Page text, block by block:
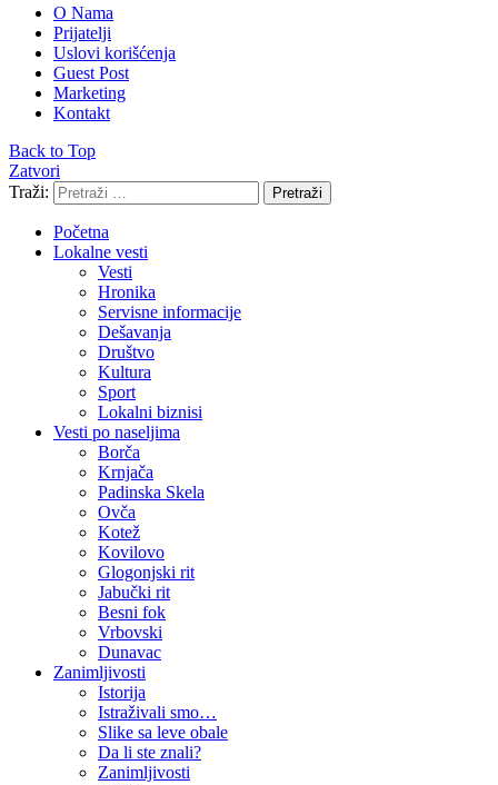
O Nama
Prijatelji
Uslovi korišćenja
Guest Post
Marketing
Kontakt
Back to Top
Zatvori
Traži:
Pretraži
Početna
Lokalne vesti
Vesti
Hronika
Servisne informacije
Dešavanja
Društvo
Kultura
Sport
Lokalni biznisi
Vesti po naseljima
Borča
Krnjača
Padinska Skela
Ovča
Kotež
Kovilovo
Glogonjski rit
Jabučki rit
Besni fok
Vrbovski
Dunavac
Zanimljivosti
Istorija
Istraživali smo…
Slike sa leve obale
Da li ste znali?
Zanimljivosti